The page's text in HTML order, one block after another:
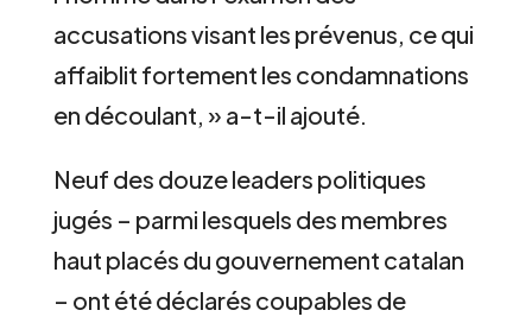
accusations visant les prévenus, ce qui
affaiblit fortement les condamnations
en découlant, » a-t-il ajouté.
Neuf des douze leaders politiques
jugés – parmi lesquels des membres
haut placés du gouvernement catalan
– ont été déclarés coupables de